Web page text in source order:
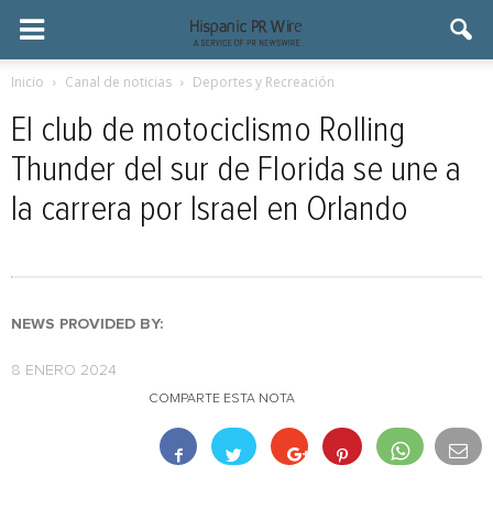
Inicio Canal de noticias Deportes y Recreación
El club de motociclismo Rolling
Thunder del sur de Florida se une a
la carrera por Israel en Orlando
NEWS PROVIDED BY:
8 ENERO 2024
COMPARTE ESTA NOTA